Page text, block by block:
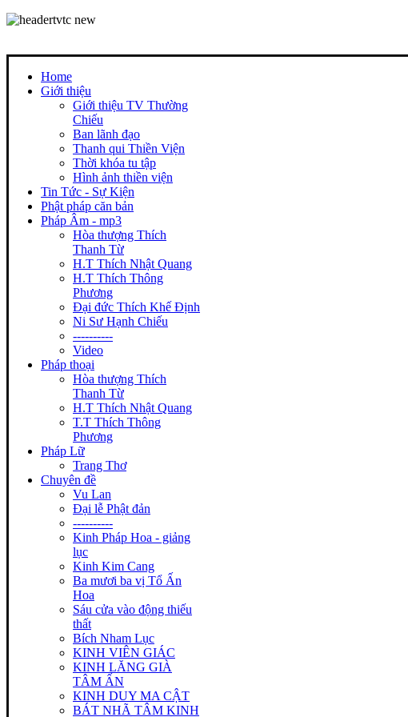
Home
Giới thiệu
Giới thiệu TV Thường
Chiếu
Ban lãnh đạo
Thanh qui Thiền Viện
Thời khóa tu tập
Hình ảnh thiền viện
Tin Tức - Sự Kiện
Phật pháp căn bản
Pháp Âm - mp3
Hòa thượng Thích
Thanh Từ
H.T Thích Nhật Quang
H.T Thích Thông
Phương
Đại đức Thích Khế Định
Ni Sư Hạnh Chiếu
----------
Video
Pháp thoại
Hòa thượng Thích
Thanh Từ
H.T Thích Nhật Quang
T.T Thích Thông
Phương
Pháp Lữ
Trang Thơ
Chuyên đề
Vu Lan
Đại lễ Phật đản
----------
Kinh Pháp Hoa - giảng
lục
Kinh Kim Cang
Ba mươi ba vị Tổ Ấn
Hoa
Sáu cửa vào động thiếu
thất
Bích Nham Lục
KINH VIÊN GIÁC
KINH LĂNG GIÀ
TÂM ẤN
KINH DUY MA CẬT
BÁT NHÃ TÂM KINH